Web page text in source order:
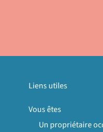
Liens utiles
Vous êtes
Un propriétaire